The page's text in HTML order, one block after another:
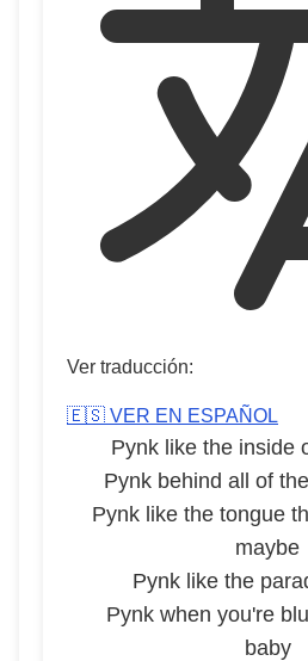
Ver traducción:
🇪🇸 VER EN ESPAÑOL
Pynk like the inside
Pynk behind all of
Pynk like the tongue
maybe
Pynk like the
Pynk when you're
baby